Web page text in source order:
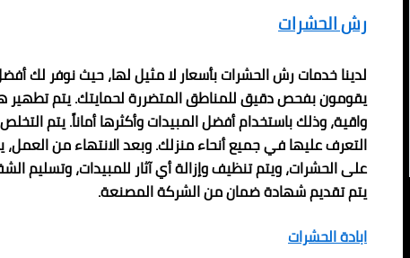
رش الحشرات
لدينا خدمات رش الحشرات بأسعار لا مثيل لها، حيث نوفر لك
يقومون بفحص دقيق للمناطق المتضررة لحمايتك. يتم تطهير
واقية، وذلك باستخدام أفضل المبيدات وأكثرها أماناً. يتم
التعرف عليها في جميع أنحاء منزلك. وبعد الانتهاء من
على الحشرات، ويتم تنظيف وإزالة أي آثار للمبيدات، وتسليم
يتم تقديم شهادة ضمان من الشركة المصنعة.
ابادة الحشرات